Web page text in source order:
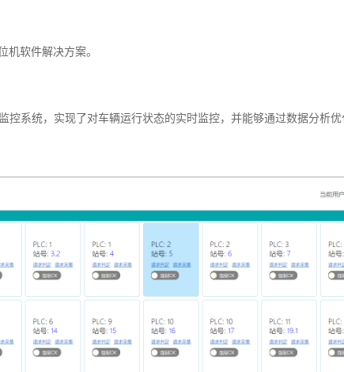
机软件解决方案。
控系统，实现了对车辆运行状态的实时监控，并能够通过数据分析优